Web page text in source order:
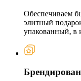
Обеспечиваем
элитный
упакованный, в